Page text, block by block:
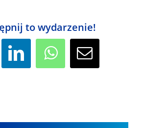
to wydarzenie!
LinkedIn WhatsAppEmail